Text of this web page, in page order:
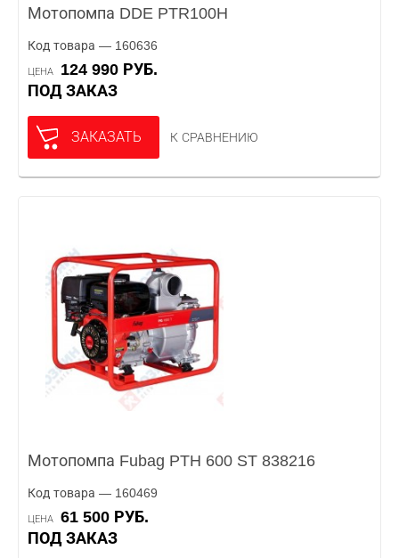
Мотопомпа DDE PTR100H
Код товара — 160636
ЦЕНА
124 990 РУБ.
ПОД ЗАКАЗ
ЗАКАЗАТЬ К СРАВНЕНИЮ
Мотопомпа Fubag PTH 600 ST 838216
Код товара — 160469
ЦЕНА
61 500 РУБ.
ПОД ЗАКАЗ